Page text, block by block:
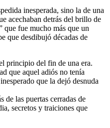
inesperada, sino la de una
acechaban detrás del brillo de
que fue mucho más que un
que desdibujó décadas de
principio del fin de una era.
que aquel adiós no tenía
que la dejó desnuda
de las puertas cerradas de
secretos y traiciones que